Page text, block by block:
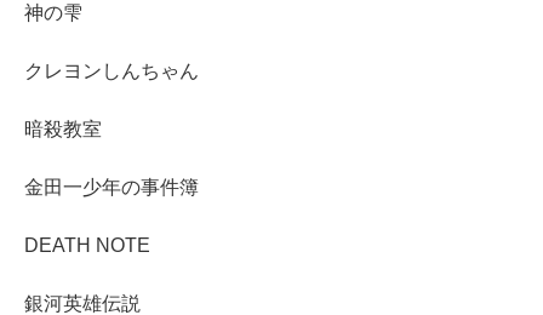
神の雫
クレヨンしんちゃん
暗殺教室
金田一少年の事件簿
DEATH NOTE
銀河英雄伝説